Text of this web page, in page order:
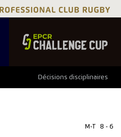
Décisions disciplinaires
M-T 8 - 6
9